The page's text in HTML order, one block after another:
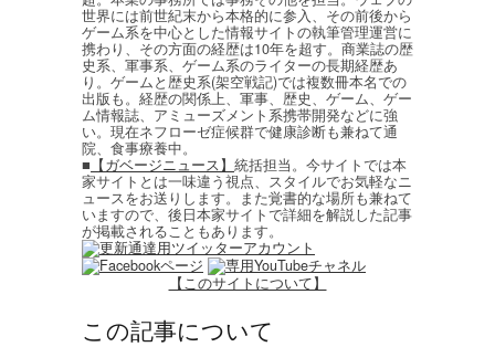
世界には前世紀末から本格的に参入、その前後から
ゲーム系を中心とした情報サイトの執筆管理運営に
携わり、その方面の経歴は10年を超す。商業誌の歴
史系、軍事系、ゲーム系のライターの長期経歴あ
り。ゲームと歴史系(架空戦記)では複数冊本名での
出版も。経歴の関係上、軍事、歴史、ゲーム、ゲー
ム情報誌、アミューズメント系携帯開発などに強
い。現在ネフローゼ症候群で健康診断も兼ねて通
院、食事療養中。
■ 【ガベージニュース】 統括担当。今サイトでは本
家サイトとは一味違う視点、スタイルでお気軽なニ
ュースをお送りします。また覚書的な場所も兼ねて
いますので、後日本家サイトで詳細を解説した記事
が掲載されることもあります。
【このサイトについて】
この記事について